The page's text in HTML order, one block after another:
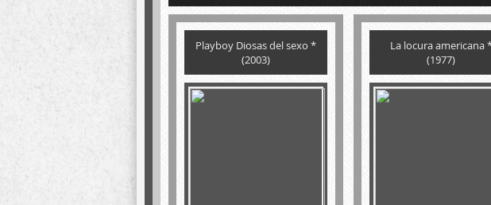
Playboy Diosas del sexo *
(2003)
La locura americana
(1977)